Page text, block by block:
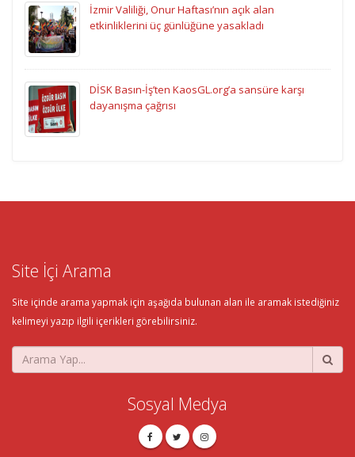
İzmir Valiliği, Onur Haftası’nın açık alan
etkinliklerini üç günlüğüne yasakladı
DİSK Basın-İş’ten KaosGL.org’a sansüre karşı
dayanışma çağrısı
Site İçi Arama
Site içinde arama yapmak için aşağıda bulunan alan ile aramak istediğiniz
kelimeyi yazıp ilgili içerikleri görebilirsiniz.
Sosyal Medya